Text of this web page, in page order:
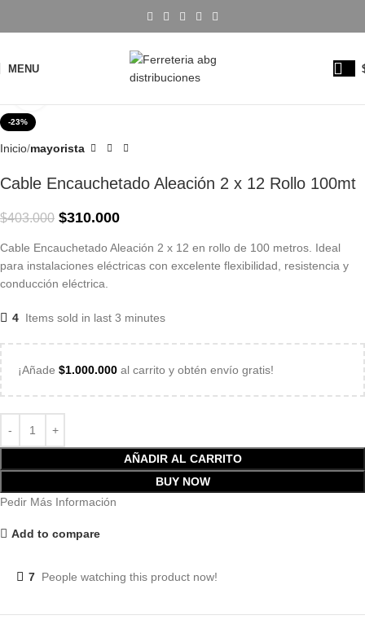
MENU
-23%
Inicio mayorista
Cable Encauchetado Aleación 2 x 12 Rollo 100mt
$403.000 $310.000
Cable Encauchetado Aleación 2 x 12 en rollo de 100 metros. Ideal
para instalaciones eléctricas con excelente flexibilidad, resistencia y
conducción eléctrica.
4 Items sold in last 3 minutes
¡Añade $1.000.000 al carrito y obtén envío gratis!
AÑADIR AL CARRITO
BUY NOW
Pedir Más Información
Add to compare
7 People watching this product now!